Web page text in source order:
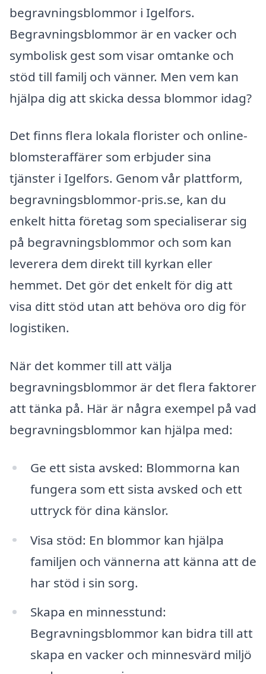
begravningsblommor i Igelfors.
Begravningsblommor är en vacker och
symbolisk gest som visar omtanke och
stöd till familj och vänner. Men vem kan
hjälpa dig att skicka dessa blommor idag?
Det finns flera lokala florister och online-
blomsteraffärer som erbjuder sina
tjänster i Igelfors. Genom vår plattform,
begravningsblommor-pris.se, kan du
enkelt hitta företag som specialiserar sig
på begravningsblommor och som kan
leverera dem direkt till kyrkan eller
hemmet. Det gör det enkelt för dig att
visa ditt stöd utan att behöva oro dig för
logistiken.
När det kommer till att välja
begravningsblommor är det flera faktorer
att tänka på. Här är några exempel på vad
begravningsblommor kan hjälpa med:
Ge ett sista avsked: Blommorna kan
fungera som ett sista avsked och ett
uttryck för dina känslor.
Visa stöd: En blommor kan hjälpa
familjen och vännerna att känna att de
har stöd i sin sorg.
Skapa en minnesstund:
Begravningsblommor kan bidra till att
skapa en vacker och minnesvärd miljö